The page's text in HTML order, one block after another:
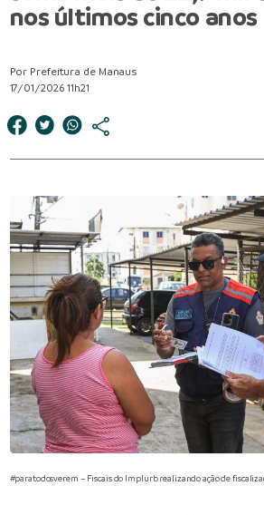
nos últimos cinco anos
Por Prefeitura de Manaus
17/01/2026 11h21
#paratodosverem – Fiscais do Implurb realizando ação de